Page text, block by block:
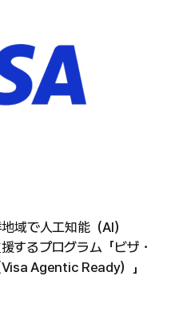
域で人工知能（AI）
するプログラム「ビザ・
Agentic Ready）」